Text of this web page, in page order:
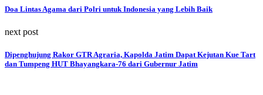
Doa Lintas Agama dari Polri untuk Indonesia yang Lebih Baik
next post
Dipenghujung Rakor GTR Agraria, Kapolda Jatim Dapat Kejutan Kue Tart
dan Tumpeng HUT Bhayangkara-76 dari Gubernur Jatim